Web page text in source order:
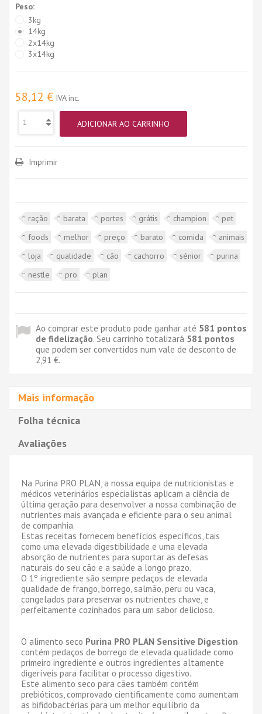
Peso:
3kg
14kg
2x14kg
3x14kg
58,12 € IVA inc.
ADICIONAR AO CARRINHO
Imprimir
ração barata portes grátis champion
pet
foods
melhor preço barato comida
animais
loja
qualidade cão cachorro sénior
purina
nestle
pro plan
Ao comprar este produto pode ganhar até 581 pontos
de fidelização. Seu carrinho totalizará 581 pontos
que podem ser convertidos num vale de desconto de
2,91 €.
Mais informação
Folha técnica
Avaliações
Na Purina PRO PLAN, a nossa equipa de nutricionistas e
médicos veterinários especialistas aplicam a ciência de
última geração para desenvolver a nossa combinação de
nutrientes mais avançada e eficiente para o seu animal
de companhia.
Estas receitas fornecem benefícios específicos, tais
como uma elevada digestibilidade e uma elevada
absorção de nutrientes para suportar as defesas
naturais do seu cão e a saúde a longo prazo.
O 1º ingrediente são sempre pedaços de elevada
qualidade de frango, borrego, salmão, peru ou vaca,
congelados para preservar os nutrientes chave, e
perfeitamente cozinhados para um sabor delicioso.
O alimento seco Purina PRO PLAN Sensitive Digestion
contém pedaços de borrego de elevada qualidade como
primeiro ingrediente e outros ingredientes altamente
digeríveis para facilitar o processo digestivo.
Este alimento seco para cães também contém
prebióticos, comprovado cientificamente como aumentam
as bifidobactérias para um melhor equilíbrio da